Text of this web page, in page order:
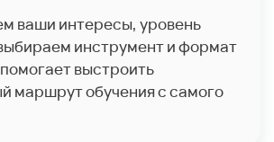
ваши интересы, уровень
инструмент и формат
выстроить
маршрут обучения с самого